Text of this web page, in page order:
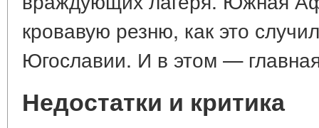
кровавую резню, как это
Югославии. И в этом —
Недостатки и критика